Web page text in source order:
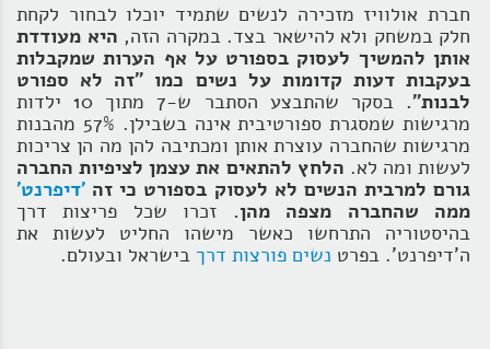
חברת אולוויז מזכירה לנשים שתמיד יוכלו לבחור לקחת
חלק במשחק ולא להישאר בצד. במקרה הזה, היא מעודדת
אותן להמשיך לעסוק בספורט על אף הערות שמקבלות
בעקבות דעות קדומות על נשים כמו "זה לא ספורט
לבנות".
בסקר שהתבצע הסתבר ש-7 מתוך 10 ילדות
מרגישות שמסגרת ספורטיבית אינה בשבילן. 57% מהבנות
מרגישות שהחברה עוצרת אותן ומכתיבה להן מה הן צריכות
לעשות ומה לא. הלחץ להתאים את עצמן לציפיות החברה
גורם למרבית הנשים לא לעסוק בספורט כי זה 'דיפרנט'
ממה שהחברה מצפה מהן. זכרו שכל פריצות דרך
בהיסטוריה התרחשו כאשר מישהו החליט לעשות את
ה'דיפרנט'. בפרט נשים פורצות דרך בישראל ובעולם.